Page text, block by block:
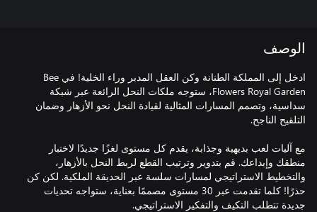
الوصف
ادخل إلى المملكة الطنانة وكن العقل المدبر وراء الخلية! في Bee
Flowers Royal Garden، ستوجه ملكات النحل الرائعة عبر شبكة
سداسية، وتصمم المسارات المثالية لقيادة النحل نحو الأزهار وضمان
مع آليات لعب بديهية وجذابة، يقدم كل مستوى لغزًا جديدًا لاختبار
منطقك وإبداعك. قم بتدوير وترتيب القطع لربط النحل بالأزهار،
والتخطيط الاستراتيجي لمسارات سلسة عبر الحديقة الملكية. لكن كن
حذرًا! كلما تقدمت عبر 30 مستوى مصممًا بعناية، ستواجه تحديات